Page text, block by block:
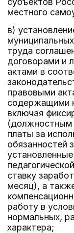
местного
в)
труда
договорами и
актами в
правовыми
содержащими
включая
(должностным
платы за
обязанностей
ставку
месяц), а
работу в
нормальных,
характера;